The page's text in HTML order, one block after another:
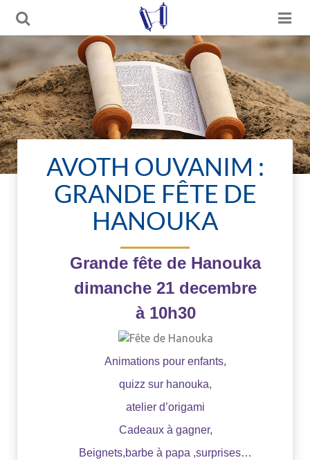
AVOTH OUVANIM :
GRANDE FÊTE DE
HANOUKA
Grande fête de Hanouka
dimanche 21 decembre
à 10h30
Animations pour enfants,
quizz sur hanouka,
atelier d’origami
Cadeaux à gagner,
Beignets,barbe à papa ,surprises…